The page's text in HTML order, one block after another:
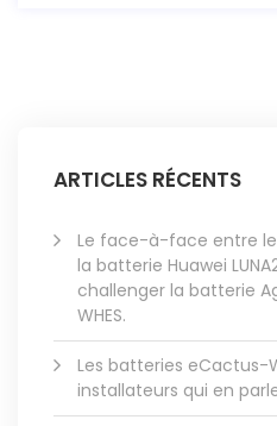
ARTICLES RÉCENTS
Le face-à-face entre
la batterie Huawei
challenger la batterie
WHES.
Les batteries eCactus-
installateurs qui en